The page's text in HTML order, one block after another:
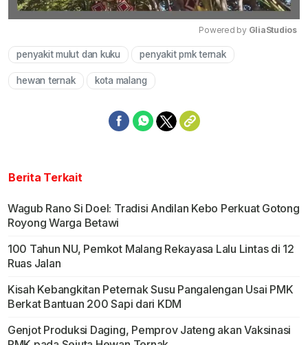
Powered by GliaStudios
penyakit mulut dan kuku penyakit pmk ternak
hewan ternak kota malang
Berita Terkait
Wagub Rano Si Doel: Tradisi Andilan Kebo Perkuat Gotong
Royong Warga Betawi
100 Tahun NU, Pemkot Malang Rekayasa Lalu Lintas di 12
Ruas Jalan
Kisah Kebangkitan Peternak Susu Pangalengan Usai PMK
Berkat Bantuan 200 Sapi dari KDM
Genjot Produksi Daging, Pemprov Jateng akan Vaksinasi